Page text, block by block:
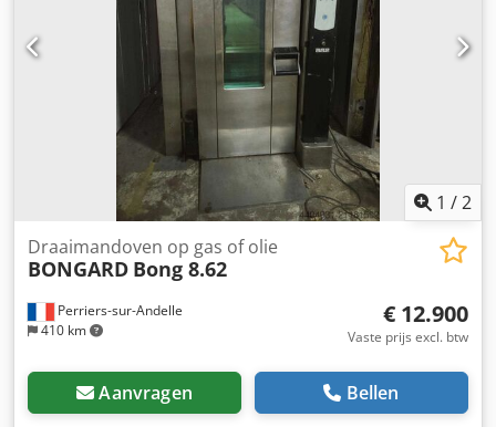
1 /2
Perriers-sur-Andelle
410 km
Draaimandoven op gas of olie
BONGARD Bong 8.62
€ 12.900
Vaste prijs excl. btw
Aanvragen Bellen